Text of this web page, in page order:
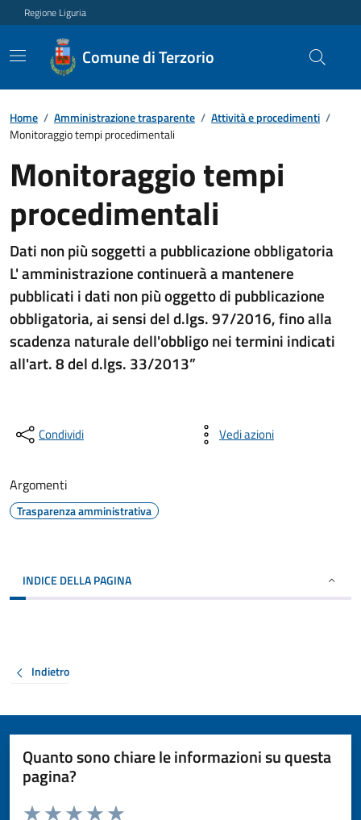
Regione Liguria
Comune di Terzorio
Home / Amministrazione trasparente / Attività e procedimenti /
Monitoraggio tempi procedimentali
Monitoraggio tempi
procedimentali
Dati non più soggetti a pubblicazione obbligatoria
L' amministrazione continuerà a mantenere
pubblicati i dati non più oggetto di pubblicazione
obbligatoria, ai sensi del d.lgs. 97/2016, fino alla
scadenza naturale dell'obbligo nei termini indicati
all'art. 8 del d.lgs. 33/2013”
Condividi Vedi azioni
Argomenti
Trasparenza amministrativa
INDICE DELLA PAGINA
Indietro
Quanto sono chiare le informazioni su questa
pagina?
Valuta da 1 a 5 stelle la pagina